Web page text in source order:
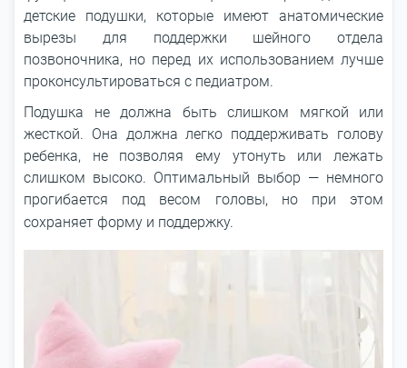
детские подушки, которые имеют анатомические
вырезы для поддержки шейного отдела
позвоночника, но перед их использованием лучше
проконсультироваться с педиатром.
Подушка не должна быть слишком мягкой или
жесткой. Она должна легко поддерживать голову
ребенка, не позволяя ему утонуть или лежать
слишком высоко. Оптимальный выбор ― немного
прогибается под весом головы, но при этом
сохраняет форму и поддержку.